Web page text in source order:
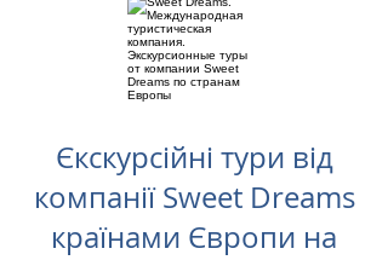
Єкскурсійні тури від
компанії Sweet Dreams
країнами Європи на